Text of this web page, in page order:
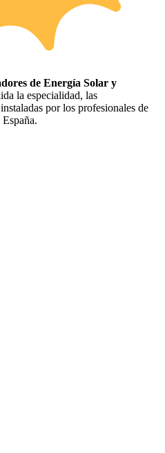
de Energía Solar y
la especialidad, las
por los profesionales de